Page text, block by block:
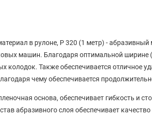
в рулоне, Р 320 (1 метр) -
машин. Благодаря оптимальной
колодок. Также обеспечивается отличное
чему обеспечивается
основа, обеспечивает гибкость и
абразивного слоя обеспечивает